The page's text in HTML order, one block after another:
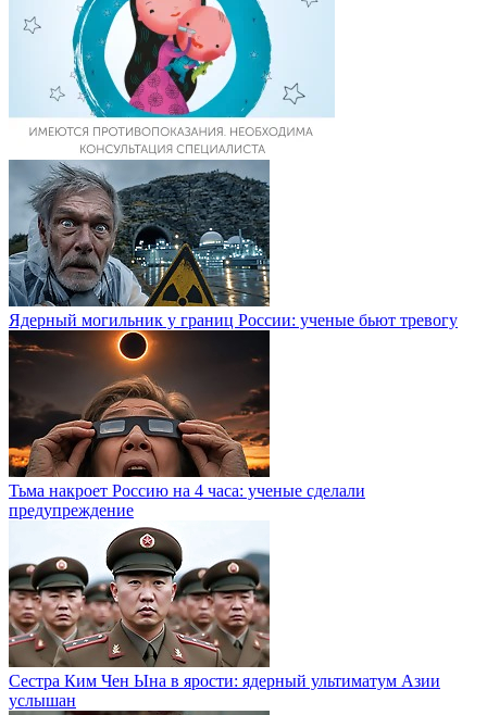
Ядерный могильник у границ России: ученые бьют тревогу
Тьма накроет Россию на 4 часа: ученые сделали
предупреждение
Сестра Ким Чен Ына в ярости: ядерный ультиматум Азии
услышан